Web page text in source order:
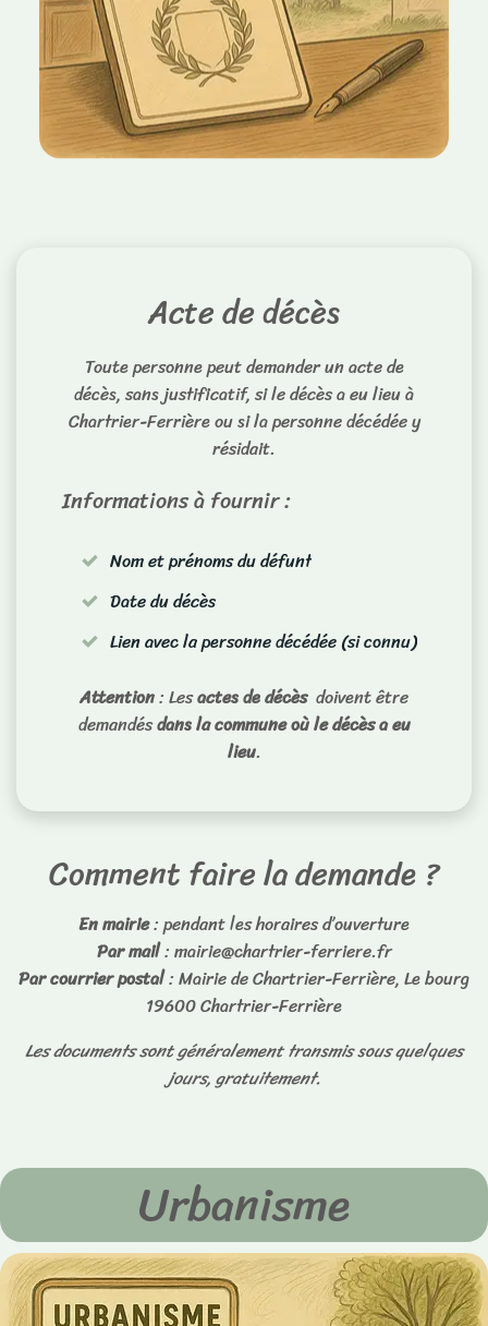
Acte de décès
Toute personne peut demander un acte de
décès, sans justificatif, si le décès a eu lieu à
Chartrier-Ferrière ou si la personne décédée y
résidait.
Informations à fournir :
Nom et prénoms du défunt
Date du décès
Lien avec la personne décédée (si connu)
Attention: Lesactes de décès doivent être
demandésdans la commune où le décès a eu
lieu.
Comment faire la demande ?
En mairie: pendant les horaires d’ouverture
Par mail: mairie@chartrier-ferriere.fr
Par courrier postal: Mairie de Chartrier-Ferrière, Le bourg
19600 Chartrier-Ferrière
Les documents sont généralement transmis sous quelques
jours, gratuitement.
Urbanisme